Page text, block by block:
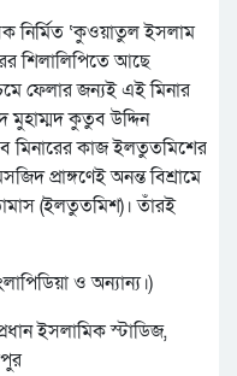
নির্মিত ‘কুওয়াতুল ইসলাম
শিলালিপিতে আছে
ফেলার জন্যই এই মিনার
মুহাম্মদ কুতুব উদ্দিন
মিনারের কাজ ইলতুতমিশের
প্রাঙ্গণেই অনন্ত বিশ্রামে
(ইলতুতমিশ)। তাঁরই
ও অন্যান্য।)
ইসলামিক স্টাডিজ,